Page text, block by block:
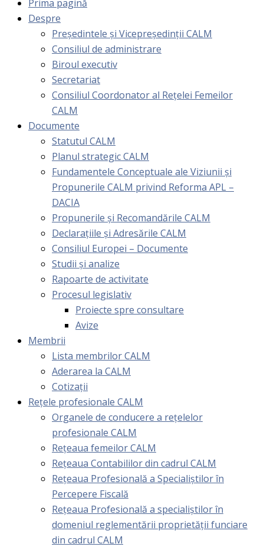
Prima pagină
Despre
Președintele și Vicepreședinții CALM
Consiliul de administrare
Biroul executiv
Secretariat
Consiliul Coordonator al Rețelei Femeilor
CALM
Documente
Statutul CALM
Planul strategic CALM
Fundamentele Conceptuale ale Viziunii și
Propunerile CALM privind Reforma APL –
DACIA
Propunerile și Recomandările CALM
Declarațiile și Adresările CALM
Consiliul Europei – Documente
Studii și analize
Rapoarte de activitate
Procesul legislativ
Proiecte spre consultare
Avize
Membrii
Lista membrilor CALM
Aderarea la CALM
Cotizaţii
Rețele profesionale CALM
Organele de conducere a rețelelor
profesionale CALM
Rețeaua femeilor CALM
Rețeaua Contabililor din cadrul CALM
Rețeaua Profesională a Specialiștilor în
Percepere Fiscală
Reţeaua Profesională a specialiştilor în
domeniul reglementării proprietăţii funciare
din cadrul CALM